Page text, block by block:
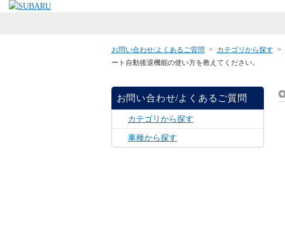
お問い合わせ/よくあるご質問 > カテゴリから探す >
ート自動後退機能の使い方を教えてください。
お問い合わせ/よくあるご質問
カテゴリから探す
車種から探す